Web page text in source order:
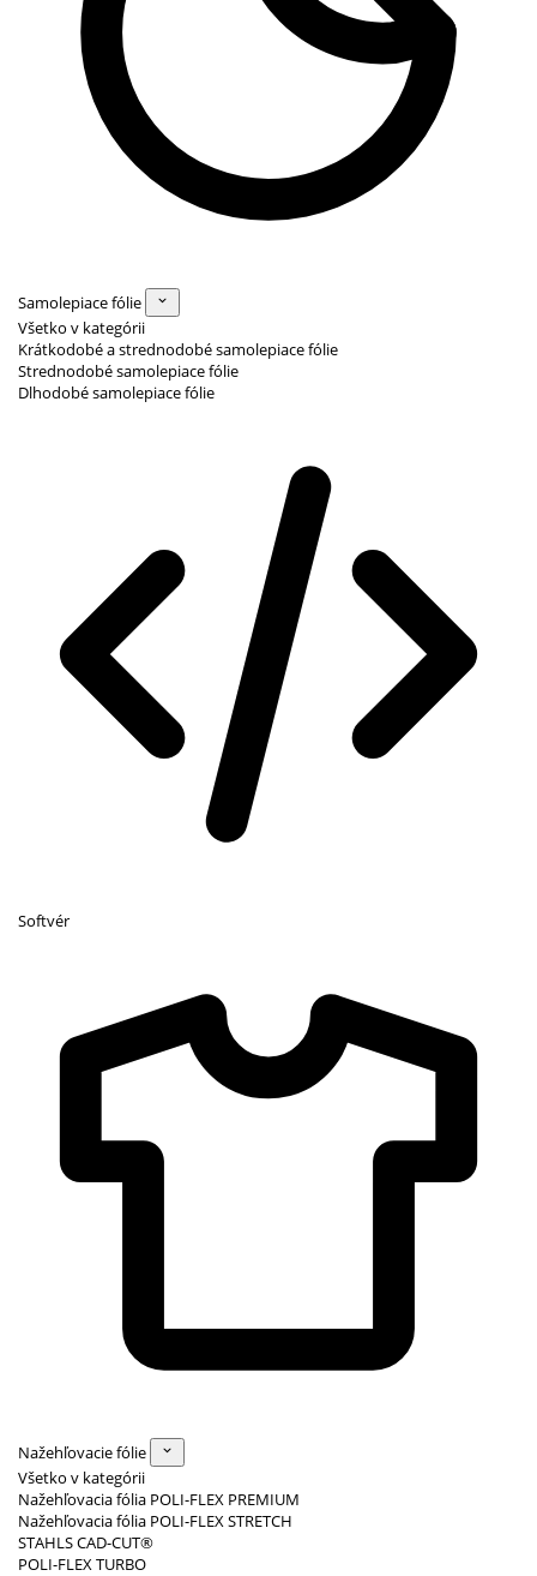
Samolepiace fólie
Všetko v kategórii
Krátkodobé a strednodobé samolepiace fólie
Strednodobé samolepiace fólie
Dlhodobé samolepiace fólie
Softvér
Nažehľovacie fólie
Všetko v kategórii
Nažehľovacia fólia POLI-FLEX PREMIUM
Nažehľovacia fólia POLI-FLEX STRETCH
STAHLS CAD-CUT®
POLI-FLEX TURBO